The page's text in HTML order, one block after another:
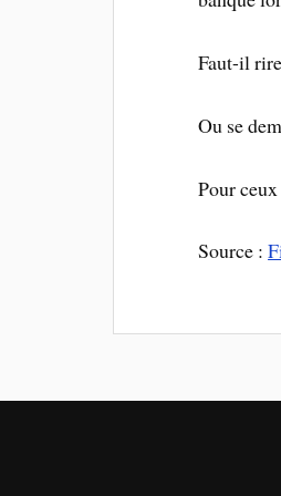
Faut-il
Ou se
Pour
Source :